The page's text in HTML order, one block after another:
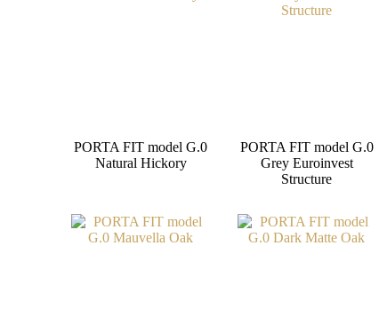
PORTA FIT model G.0
Natural Hickory
PORTA FIT model G.0
Grey Euroinvest
Structure